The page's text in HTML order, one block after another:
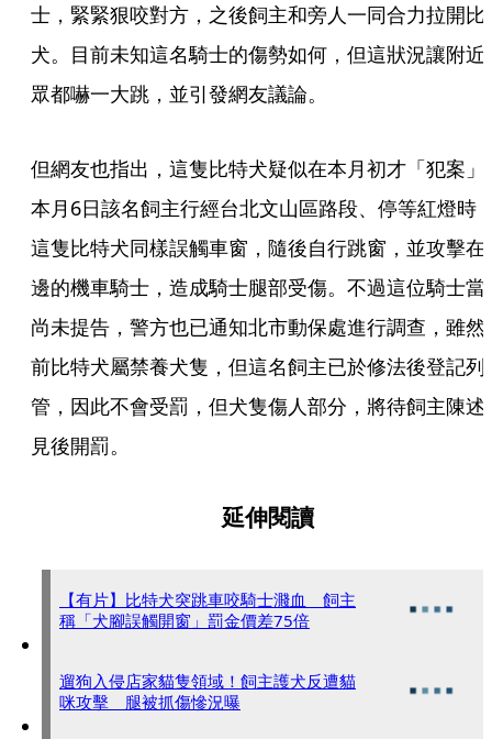
士，緊緊狠咬對方，之後飼主和旁人一同合力拉開比
犬。目前未知這名騎士的傷勢如何，但這狀況讓附近
眾都嚇一大跳，並引發網友議論。
但網友也指出，這隻比特犬疑似在本月初才「犯案」
本月6日該名飼主行經台北文山區路段、停等紅燈時
這隻比特犬同樣誤觸車窗，隨後自行跳窗，並攻擊在
邊的機車騎士，造成騎士腿部受傷。不過這位騎士當
尚未提告，警方也已通知北市動保處進行調查，雖然
前比特犬屬禁養犬隻，但這名飼主已於修法後登記列
管，因此不會受罰，但犬隻傷人部分，將待飼主陳述
見後開罰。
延伸閱讀
【有片】比特犬突跳車咬騎士濺血 飼主
稱「犬腳誤觸開窗」罰金價差75倍
遛狗入侵店家貓隻領域！飼主護犬反遭貓
咪攻擊 腿被抓傷慘況曝